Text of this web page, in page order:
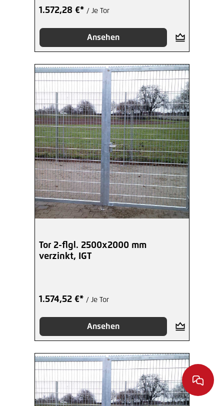
1.572,28 €* / Je Tor
Ansehen
Tor 2-flgl. 2500x2000 mm
verzinkt, IGT
1.574,52 €* / Je Tor
Ansehen